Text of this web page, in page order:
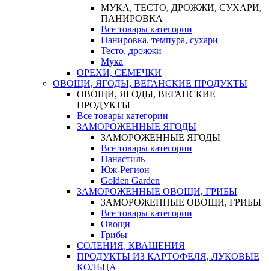
МУКА, ТЕСТО, ДРОЖЖИ, СУХАРИ,
ПАНИРОВКА
Все товары категории
Панировка, темпура, сухари
Тесто, дрожжи
Мука
ОРЕХИ, СЕМЕЧКИ
ОВОЩИ, ЯГОДЫ, ВЕГАНСКИЕ ПРОДУКТЫ
ОВОЩИ, ЯГОДЫ, ВЕГАНСКИЕ
ПРОДУКТЫ
Все товары категории
ЗАМОРОЖЕННЫЕ ЯГОДЫ
ЗАМОРОЖЕННЫЕ ЯГОДЫ
Все товары категории
Панастиль
Юж-Регион
Golden Garden
ЗАМОРОЖЕННЫЕ ОВОЩИ, ГРИБЫ
ЗАМОРОЖЕННЫЕ ОВОЩИ, ГРИБЫ
Все товары категории
Овощи
Грибы
СОЛЕНИЯ, КВАШЕНИЯ
ПРОДУКТЫ ИЗ КАРТОФЕЛЯ, ЛУКОВЫЕ
КОЛЬЦА